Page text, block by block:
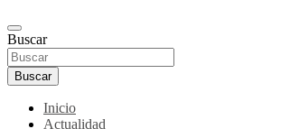
Buscar
Buscar
Inicio
Actualidad